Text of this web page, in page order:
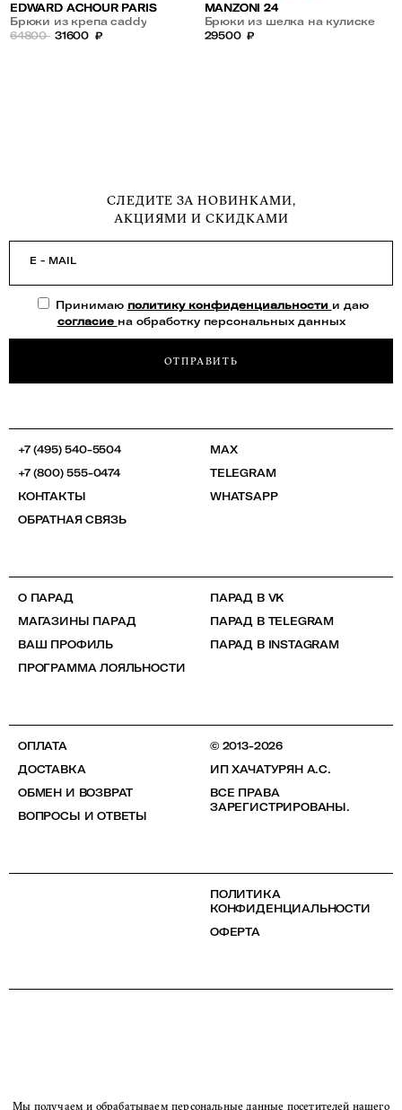
EDWARD ACHOUR PARIS
Брюки из крепа caddy
64800 31600 ₽
MANZONI 24
Брюки из шелка на кулиске
29500 ₽
СЛЕДИТЕ ЗА НОВИНКАМИ,
АКЦИЯМИ И СКИДКАМИ
E - MAIL
Принимаю политику конфиденциальности и даю
согласие на обработку персональных данных
ОТПРАВИТЬ
+7 (495) 540-5504
+7 (800) 555-0474
КОНТАКТЫ
ОБРАТНАЯ СВЯЗЬ
MAX
TELEGRAM
WHATSAPP
О ПАРАД
МАГАЗИНЫ ПАРАД
ВАШ ПРОФИЛЬ
ПРОГРАММА ЛОЯЛЬНОСТИ
ПАРАД В VK
ПАРАД В TELEGRAM
ПАРАД В INSTAGRAM
ОПЛАТА
ДОСТАВКА
ОБМЕН И ВОЗВРАТ
ВОПРОСЫ И ОТВЕТЫ
© 2013-2026
ИП ХАЧАТУРЯН А.С.
ВСЕ ПРАВА
ЗАРЕГИСТРИРОВАНЫ.
ПОЛИТИКА
КОНФИДЕНЦИАЛЬНОСТИ
ОФЕРТА
Мы получаем и обрабатываем персональные данные посетителей нашего